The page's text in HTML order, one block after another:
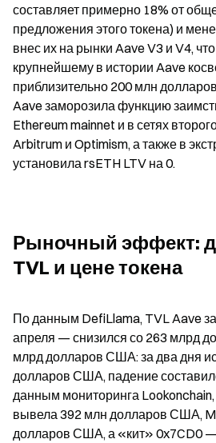
составляет примерно 18% от
предложения этого токена) и
внес их на рынки Aave V3 и V4,
крупнейшему в истории Aave
приблизительно 200 млн
Aave заморозила функцию
Ethereum mainnet и в сетях
Arbitrum и Optimism, а также в
установила rsETH LTV на 0.
Рыночный эффект:
TVL и цене токена
По данным DefiLlama, TVL Aave
апреля — снизился со 263 млрд
млрд долларов США: за два дня
долларов США, падение
данным мониторинга
вывела 392 млн долларов США,
долларов США, а «кит» 0x7CD0